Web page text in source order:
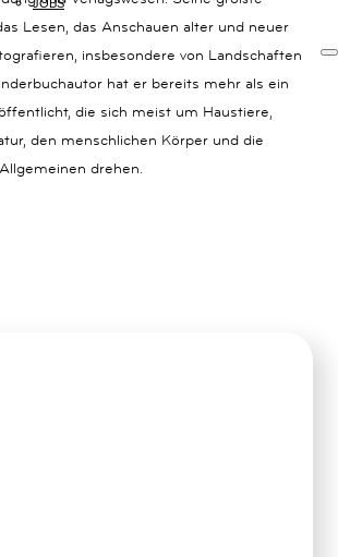
JOBS
Lesen, das Anschauen alter und neuer
insbesondere von Landschaften
hat er bereits mehr als ein
die sich meist um Haustiere,
den menschlichen Körper und die
drehen.